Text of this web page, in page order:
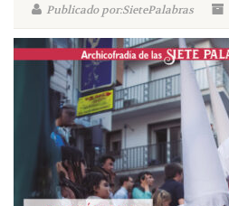
Publicado por:SietePalabras